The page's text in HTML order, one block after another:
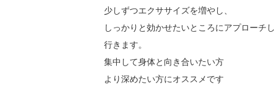
少しずつエクササイズを増やし、
しっかりと効かせたいところにアプローチ
行きます。
集中して身体と向き合いたい方
より深めたい方にオススメです